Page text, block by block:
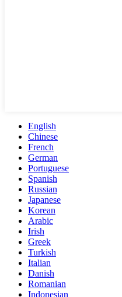
English
Chinese
French
German
Portuguese
Spanish
Russian
Japanese
Korean
Arabic
Irish
Greek
Turkish
Italian
Danish
Romanian
Indonesian